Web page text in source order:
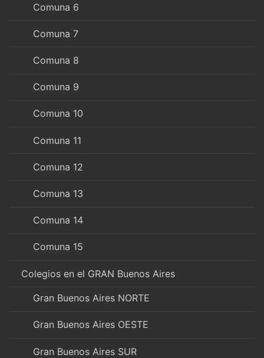
Comuna 6
Comuna 7
Comuna 8
Comuna 9
Comuna 10
Comuna 11
Comuna 12
Comuna 13
Comuna 14
Comuna 15
Colegios en el GRAN Buenos Aires
Gran Buenos Aires NORTE
Gran Buenos Aires OESTE
Gran Buenos Aires SUR